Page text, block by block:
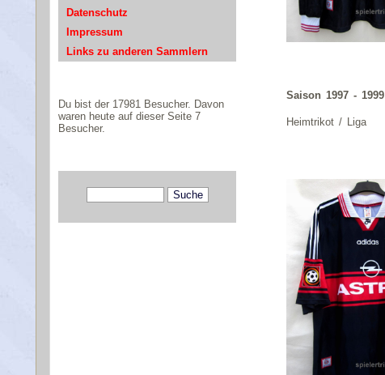
Datenschutz
Impressum
Links zu anderen Sammlern
Du bist der 17981 Besucher. Davon
waren heute auf dieser Seite 7
Besucher.
Saison 1997 - 1999
Heimtrikot / Liga